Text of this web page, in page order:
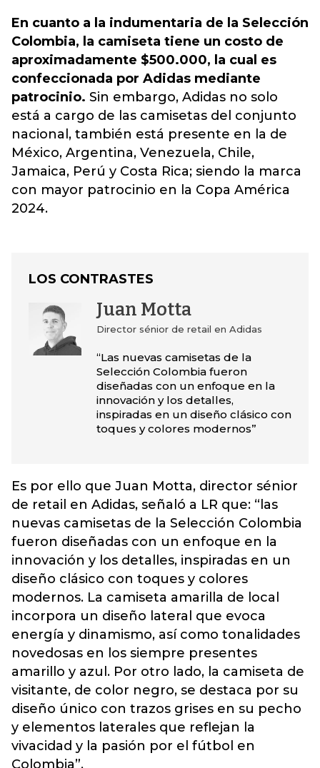
En cuanto a la indumentaria de la Selección
Colombia, la camiseta tiene un costo de
aproximadamente $500.000, la cual es
confeccionada por Adidas mediante
patrocinio. Sin embargo, Adidas no solo
está a cargo de las camisetas del conjunto
nacional, también está presente en la de
México, Argentina, Venezuela, Chile,
Jamaica, Perú y Costa Rica; siendo la marca
con mayor patrocinio en la Copa América
2024.
LOS CONTRASTES
Juan Motta
Director sénior de retail en Adidas
“Las nuevas camisetas de la
Selección Colombia fueron
diseñadas con un enfoque en la
innovación y los detalles,
inspiradas en un diseño clásico con
toques y colores modernos”
Es por ello que Juan Motta, director sénior
de retail en Adidas, señaló a LR que: “las
nuevas camisetas de la Selección Colombia
fueron diseñadas con un enfoque en la
innovación y los detalles, inspiradas en un
diseño clásico con toques y colores
modernos. La camiseta amarilla de local
incorpora un diseño lateral que evoca
energía y dinamismo, así como tonalidades
novedosas en los siempre presentes
amarillo y azul. Por otro lado, la camiseta de
visitante, de color negro, se destaca por su
diseño único con trazos grises en su pecho
y elementos laterales que reflejan la
vivacidad y la pasión por el fútbol en
Colombia”.